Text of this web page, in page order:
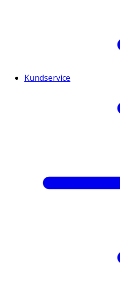
Kundservice